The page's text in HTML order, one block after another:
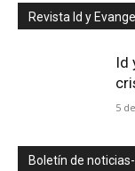
Revista Id y
Id
5
Boletín de